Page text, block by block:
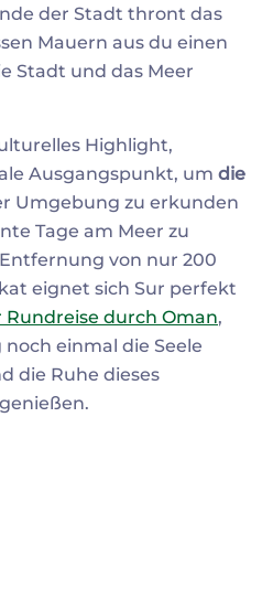
der Stadt thront das
Mauern aus du einen
Stadt und das Meer
Highlight,
Ausgangspunkt, um die
Umgebung zu erkunden
Tage am Meer zu
von nur 200
eignet sich Sur perfekt
Rundreise durch Oman,
einmal die Seele
die Ruhe dieses